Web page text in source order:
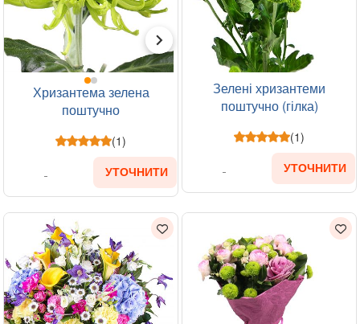
Хризантема зелена
поштучно
(1)
УТОЧНИТИ
Зелені хризантеми
поштучно (гілка)
(1)
УТОЧНИТИ